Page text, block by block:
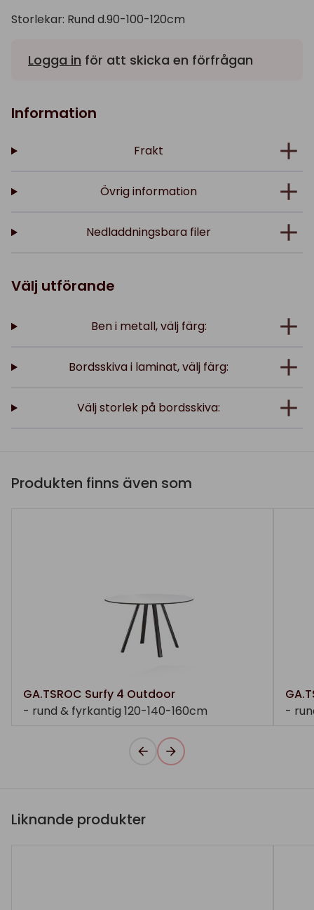
Storlekar: Rund d.90-100-120cm
Logga in för att skicka en förfrågan
Information
Frakt
Övrig information
Nedladdningsbara filer
Välj utförande
Ben i metall, välj färg:
Bordsskiva i laminat, välj färg:
Välj storlek på bordsskiva:
Produkten finns även som
GA.TSROC Surfy 4 Outdoor
- rund & fyrkantig 120-140-160cm
-
Liknande produkter